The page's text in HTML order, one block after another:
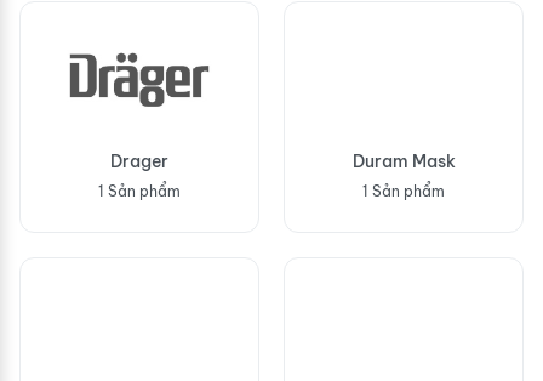
Drager
1 Sản phẩm
Duram Mask
1 Sản phẩm